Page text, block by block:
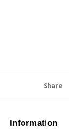
Share
Information